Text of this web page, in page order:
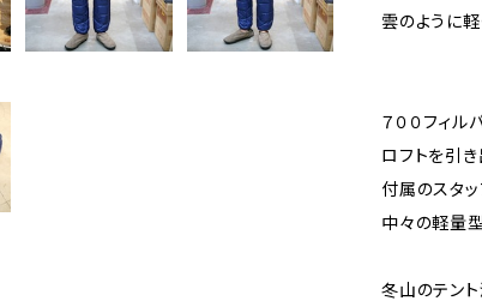
雲のように軽
７００フィル
ロフトを引き
付属のスタ
中々の軽量型
冬山のテン